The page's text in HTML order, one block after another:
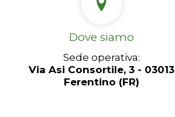
Dove siamo
Sede operativa:
Via Asi Consortile, 3 - 03013
Ferentino (FR)